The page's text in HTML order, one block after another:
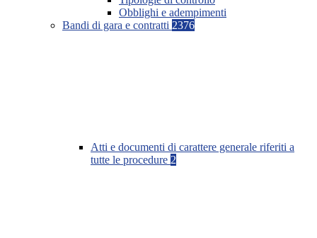
Obblighi e adempimenti
Bandi di gara e contratti 2376
Atti e documenti di carattere generale riferiti a
tutte le procedure 2